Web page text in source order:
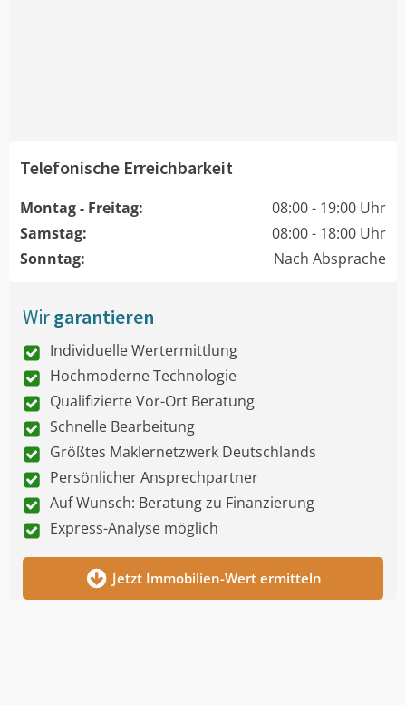
Telefonische Erreichbarkeit
Montag - Freitag:
08:00 - 19:00 Uhr
Samstag:
08:00 - 18:00 Uhr
Sonntag:
Nach Absprache
Wirgarantieren
Individuelle Wertermittlung
Hochmoderne Technologie
Qualifizierte Vor-Ort Beratung
Schnelle Bearbeitung
Größtes Maklernetzwerk Deutschlands
Persönlicher Ansprechpartner
Auf Wunsch: Beratung zu Finanzierung
Express-Analyse möglich
Jetzt Immobilien-Wert ermitteln